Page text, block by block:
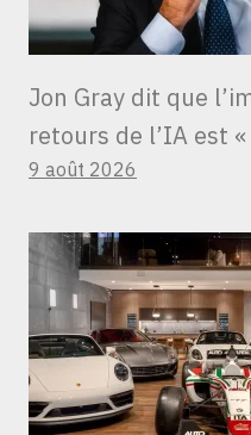
Jon Gray dit que
retours de l’IA est
9 août 2026